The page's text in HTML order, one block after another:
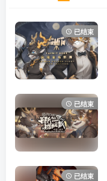
已结束
已结束
已结束